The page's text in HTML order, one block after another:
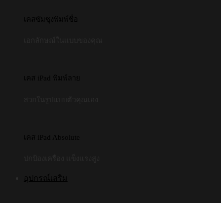
เคสซัมซุงพิมพ์ชื่อ
เคส iPad พิมพ์ลาย
เคส iPad Absolute
อุปกรณ์เสริม